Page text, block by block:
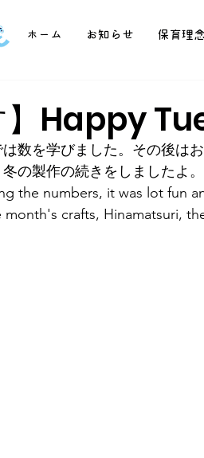
ホーム お知らせ 保育理念
】Happy
数を学びました。その後は
の製作の続きをしましたよ
the numbers, it was lot fun
crafts, Hinamatsuri,